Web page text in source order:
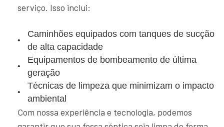
serviço. Isso inclui:
Caminhões equipados com tanques de sucção
de alta capacidade
Equipamentos de bombeamento de última
geração
Técnicas de limpeza que minimizam o impacto
ambiental
Com nossa experiência e tecnologia, podemos